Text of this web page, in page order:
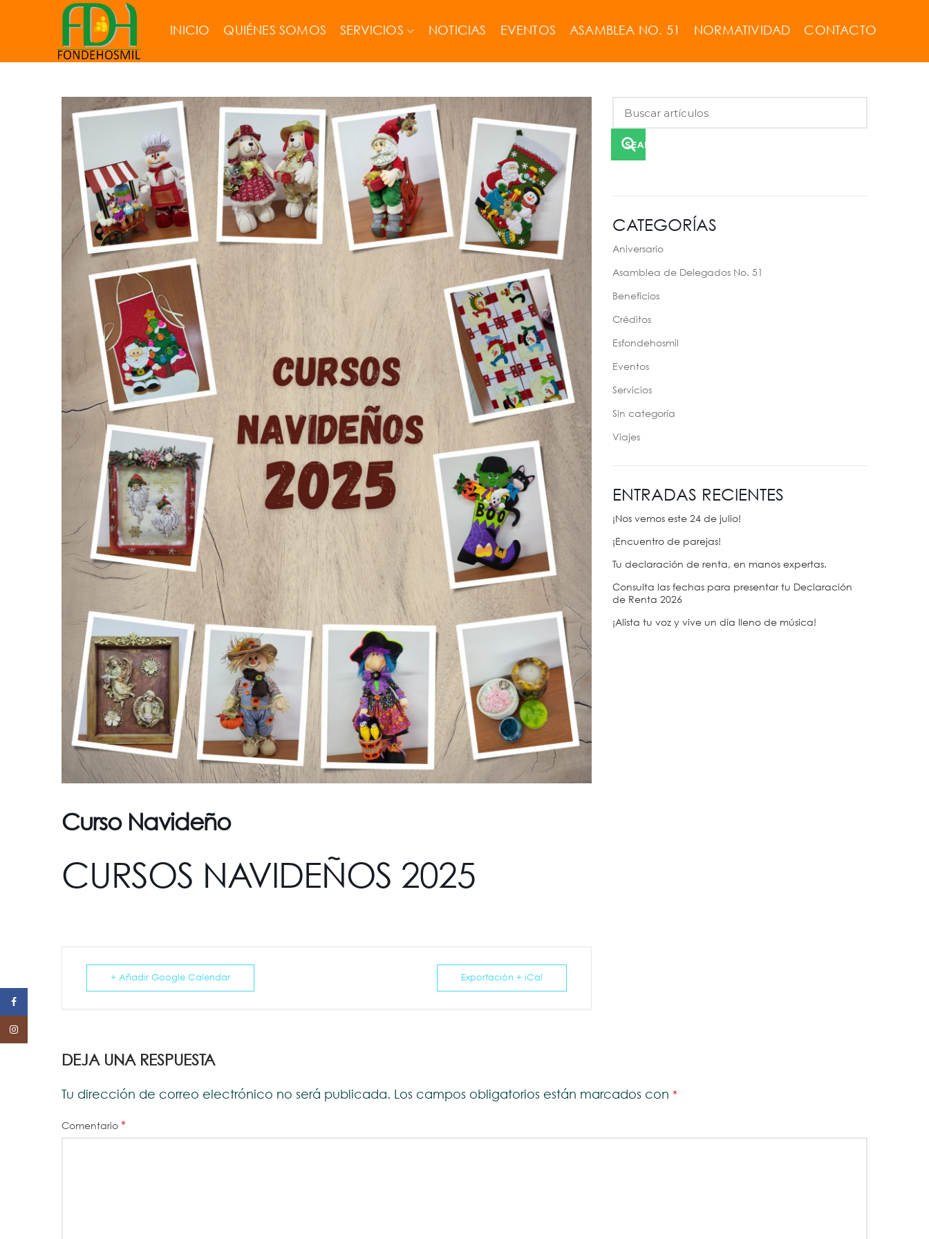
INICIO QUIÉNES SOMOS SERVICIOS NOTICIAS EVENTOS ASAMBLEA NO. 51 NORMATIVIDAD CONTACTO
Curso Navideño
CURSOS NAVIDEÑOS 2025
+ Añadir Google Calendar Exportación + iCal
SEARCH
CATEGORÍAS
Aniversario
Asamblea de Delegados No. 51
Beneficios
Créditos
Esfondehosmil
Eventos
Servicios
Sin categoría
Viajes
ENTRADAS RECIENTES
¡Nos vemos este 24 de julio!
¡Encuentro de parejas!
Tu declaración de renta, en manos expertas.
Consulta las fechas para presentar tu Declaración
de Renta 2026
¡Alista tu voz y vive un día lleno de música!
DEJA UNA RESPUESTA
Tu dirección de correo electrónico no será publicada. Los campos obligatorios están marcados con *
Comentario *